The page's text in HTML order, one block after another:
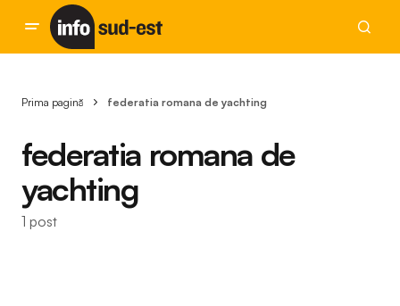
Prima pagină federatia romana de yachting
federatia romana de
yachting
1 post